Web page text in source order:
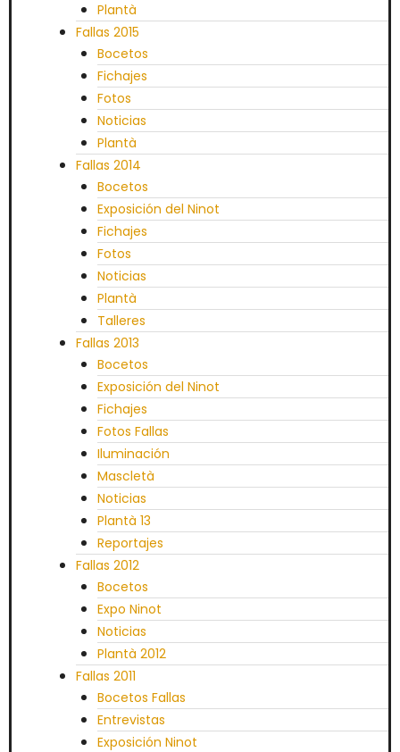
Plantà
Fallas 2015
Bocetos
Fichajes
Fotos
Noticias
Plantà
Fallas 2014
Bocetos
Exposición del Ninot
Fichajes
Fotos
Noticias
Plantà
Talleres
Fallas 2013
Bocetos
Exposición del Ninot
Fichajes
Fotos Fallas
Iluminación
Mascletà
Noticias
Plantà 13
Reportajes
Fallas 2012
Bocetos
Expo Ninot
Noticias
Plantà 2012
Fallas 2011
Bocetos Fallas
Entrevistas
Exposición Ninot